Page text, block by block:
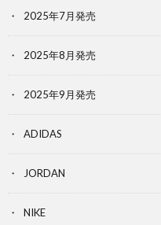
2025年7月発売
2025年8月発売
2025年9月発売
ADIDAS
JORDAN
NIKE